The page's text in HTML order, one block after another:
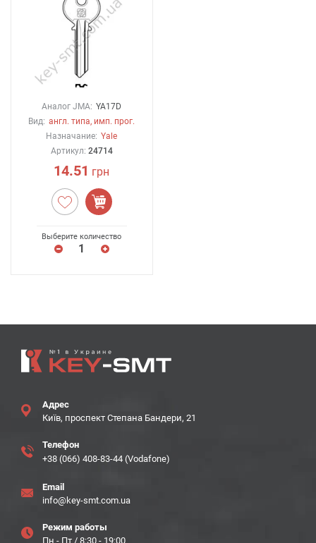
Аналог JMA: YA17D
Вид: англ. типа, имп. прог.
Назначание: Yale
Артикул: 24714
14.51 грн
Выберите количество
Адрес
Київ, проспект Степана Бандери, 21
Телефон
+38 (066) 408-83-44 (Vodafone)
Email
info@key-smt.com.ua
Режим работы
Пн - Пт / 8:30 - 19:00